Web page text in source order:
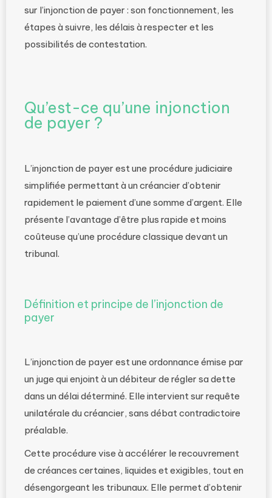
sur l’injonction de payer : son fonctionnement, les
étapes à suivre, les délais à respecter et les
possibilités de contestation.
Qu’est-ce qu’une injonction
de payer ?
L’injonction de payer est une procédure judiciaire
simplifiée permettant à un créancier d’obtenir
rapidement le paiement d’une somme d’argent. Elle
présente l’avantage d’être plus rapide et moins
coûteuse qu’une procédure classique devant un
tribunal.
Définition et principe de l’injonction de
payer
L’injonction de payer est une ordonnance émise par
un juge qui enjoint à un débiteur de régler sa dette
dans un délai déterminé. Elle intervient sur requête
unilatérale du créancier, sans débat contradictoire
préalable.
Cette procédure vise à accélérer le recouvrement
de créances certaines, liquides et exigibles, tout en
désengorgeant les tribunaux. Elle permet d’obtenir